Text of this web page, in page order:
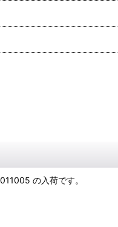
の入荷です。